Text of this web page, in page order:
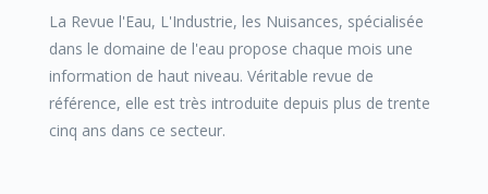
La Revue l'Eau, L'Industrie, les Nuisances, spécialisée
dans le domaine de l'eau propose chaque mois une
information de haut niveau. Véritable revue de
référence, elle est très introduite depuis plus de trente
cinq ans dans ce secteur.